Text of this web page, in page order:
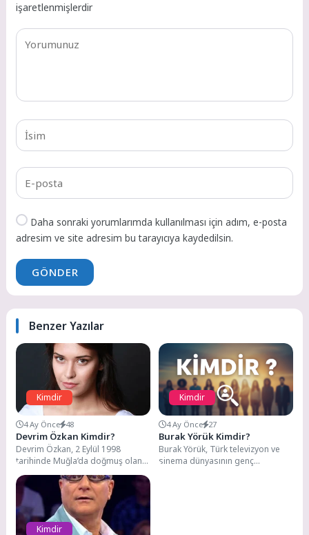
işaretlenmişlerdir
Daha sonraki yorumlarımda kullanılması için adım, e-posta
adresim ve site adresim bu tarayıcıya kaydedilsin.
GÖNDER
Benzer Yazılar
Kimdir
4 Ay Önce 48
Devrim Özkan Kimdir?
Devrim Özkan, 2 Eylül 1998
tarihinde Muğla’da doğmuş olan
Türk oyuncu. İstanbul Üniversitesi
Devlet Konservatuvarı...
Kimdir
4 Ay Önce 27
Burak Yörük Kimdir?
Burak Yörük, Türk televizyon ve
sinema dünyasının genç
Kimdir